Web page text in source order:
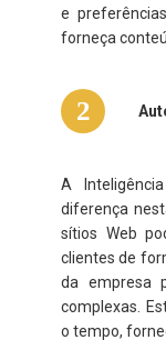
e
forneça
2
A
diferença
sítios Web
clientes de
da empresa
complexas.
o tempo,